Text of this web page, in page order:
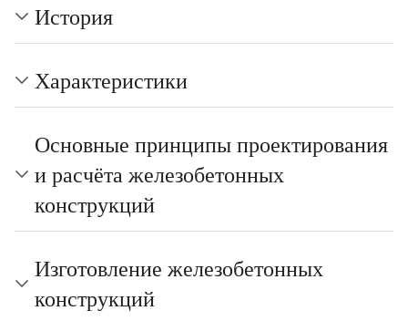
История
Характеристики
Основные принципы проектирования
и расчёта железобетонных
конструкций
Изготовление железобетонных
конструкций